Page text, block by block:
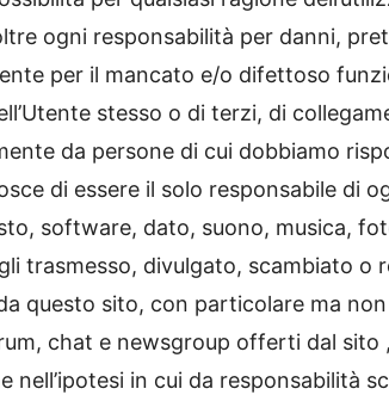
ogni responsabilità per danni,
per il mancato e/o difettoso
stesso o di terzi, di
da persone di cui dobbiamo
di essere il solo responsabile di
software, dato, suono, musica,
trasmesso, divulgato, scambiato o
questo sito, con particolare ma
chat e newsgroup offerti dal sito
nell’ipotesi in cui da responsabilità